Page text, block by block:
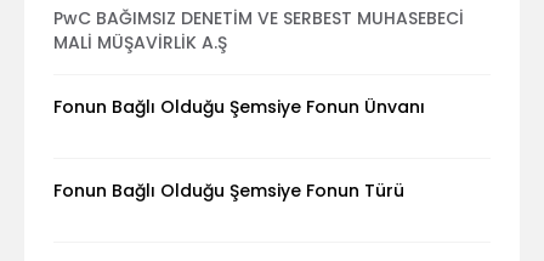
PwC BAĞIMSIZ DENETİM VE SERBEST MUHASEBECİ
MALİ MÜŞAVİRLİK A.Ş
Fonun Bağlı Olduğu Şemsiye Fonun Ünvanı
Fonun Bağlı Olduğu Şemsiye Fonun Türü